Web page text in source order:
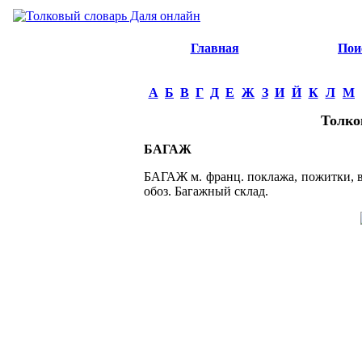
Главная
А Б В Г Д Е Ж З И Й К Л М
БАГАЖ
БАГАЖ м. франц. поклажа, пожитки,
обоз. Багажный склад.